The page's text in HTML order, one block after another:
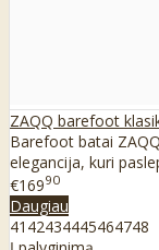
ZAQQ barefoot
Barefoot batai
elegancija, kuri
€16990
Daugiau
41 42434445464748